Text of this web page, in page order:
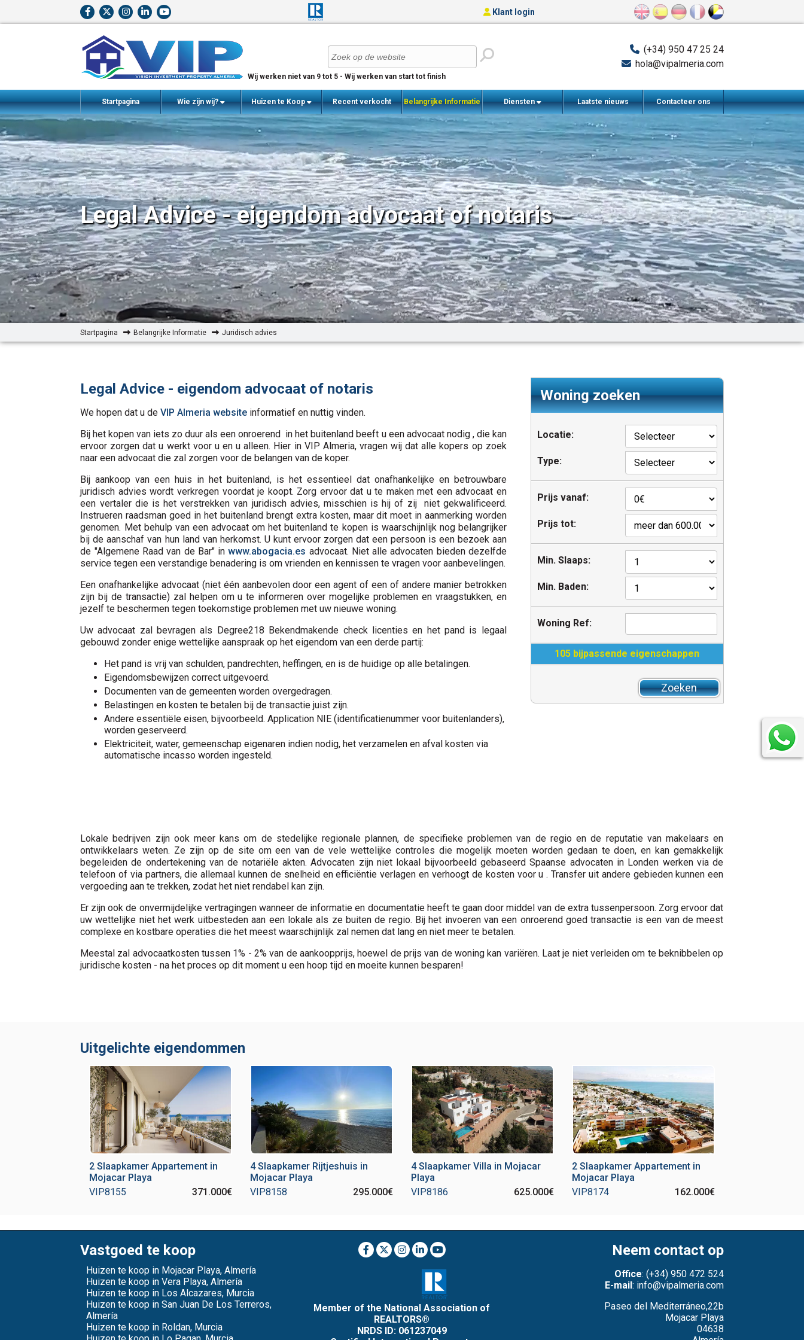
Wij werken niet van 9 tot 5 - Wij werken van start tot finish
(+34) 950 47 25 24
hola@vipalmeria.com
Klant login
Startpagina Wie zijn wij? Huizen te Koop Recent verkocht
woningen
Belangrijke Informatie Diensten Laatste nieuws Contacteer ons
Legal Advice - eigendom advocaat of notaris
Startpagina Belangrijke Informatie Juridisch advies
Legal Advice - eigendom advocaat of notaris
We hopen dat u deVIP Almeria website informatief en nuttig vinden.
Bij het kopen van iets zo duur als een onroerend in het buitenland beeft u een advocaat nodig , die kan
ervoor zorgen dat u werkt voor u en u alleen. Hier in VIP Almeria, vragen wij dat alle kopers op zoek
naar een advocaat die zal zorgen voor de belangen van de koper.
Bij aankoop van een huis in het buitenland, is het essentieel dat onafhankelijke en betrouwbare
juridisch advies wordt verkregen voordat je koopt. Zorg ervoor dat u te maken met een advocaat en
een vertaler die is het verstrekken van juridisch advies, misschien is hij of zij niet gekwalificeerd.
Instrueren raadsman goed in het buitenland brengt extra kosten, maar dit moet in aanmerking worden
genomen. Met behulp van een advocaat om het buitenland te kopen is waarschijnlijk nog belangrijker
bij de aanschaf van hun land van herkomst. U kunt ervoor zorgen dat een persoon is een bezoek aan
de "Algemene Raad van de Bar" inwww.abogacia.es advocaat. Niet alle advocaten bieden dezelfde
service tegen een verstandige benadering is om vrienden en kennissen te vragen voor aanbevelingen.
Een onafhankelijke advocaat (niet één aanbevolen door een agent of een of andere manier betrokken
zijn bij de transactie) zal helpen om u te informeren over mogelijke problemen en vraagstukken, en
jezelf te beschermen tegen toekomstige problemen met uw nieuwe woning.
Uw advocaat zal bevragen als Degree218 Bekendmakende check licenties en het pand is legaal
gebouwd zonder enige wettelijke aanspraak op het eigendom van een derde partij:
Het pand is vrij van schulden, pandrechten, heffingen, en is de huidige op alle betalingen.
Eigendomsbewijzen correct uitgevoerd.
Documenten van de gemeenten worden overgedragen.
Belastingen en kosten te betalen bij de transactie juist zijn.
Andere essentiële eisen, bijvoorbeeld. Application NIE (identificatienummer voor buitenlanders),
worden geserveerd.
Elektriciteit, water, gemeenschap eigenaren indien nodig, het verzamelen en afval kosten via
automatische incasso worden ingesteld.
Woning zoeken
Locatie:
Type:
Prijs vanaf:
Prijs tot:
Min. Slaaps:
Min. Baden:
Woning Ref:
105 bijpassende eigenschappen
Lokale bedrijven zijn ook meer kans om de stedelijke regionale plannen, de specifieke problemen van de regio en de reputatie van makelaars en
ontwikkelaars weten. Ze zijn op de site om een van de vele wettelijke controles die mogelijk moeten worden gedaan te doen, en kan gemakkelijk
begeleiden de ondertekening van de notariële akten. Advocaten zijn niet lokaal bijvoorbeeld gebaseerd Spaanse advocaten in Londen werken via de
telefoon of via partners, die allemaal kunnen de snelheid en efficiëntie verlagen en verhoogt de kosten voor u . Transfer uit andere gebieden kunnen een
vergoeding aan te trekken, zodat het niet rendabel kan zijn.
Er zijn ook de onvermijdelijke vertragingen wanneer de informatie en documentatie heeft te gaan door middel van de extra tussenpersoon. Zorg ervoor dat
uw wettelijke niet het werk uitbesteden aan een lokale als ze buiten de regio. Bij het invoeren van een onroerend goed transactie is een van de meest
complexe en kostbare operaties die het meest waarschijnlijk zal nemen dat lang en niet meer te betalen.
Meestal zal advocaatkosten tussen 1% - 2% van de aankoopprijs, hoewel de prijs van de woning kan variëren. Laat je niet verleiden om te beknibbelen op
juridische kosten - na het proces op dit moment u een hoop tijd en moeite kunnen besparen!
Uitgelichte eigendommen
2 Slaapkamer Appartement in
Mojacar Playa
VIP8155
371.000€
4 Slaapkamer Rijtjeshuis in
Mojacar Playa
VIP8158
295.000€
4 Slaapkamer Villa in Mojacar
Playa
VIP8186
625.000€
2 Slaapkamer Appartement in
Mojacar Playa
VIP8174
162.000€
Vastgoed te koop
Huizen te koop in Mojacar Playa, Almería
Huizen te koop in Vera Playa, Almería
Huizen te koop in Los Alcazares, Murcia
Huizen te koop in San Juan De Los Terreros,
Almería
Huizen te koop in Roldan, Murcia
Member of the National Association of
REALTORS®
NRDS ID: 061237049
Neem contact op
Office: (+34) 950 472 524
E-mail: info@vipalmeria.com
Paseo del Mediterráneo,22b
Mojacar Playa
04638